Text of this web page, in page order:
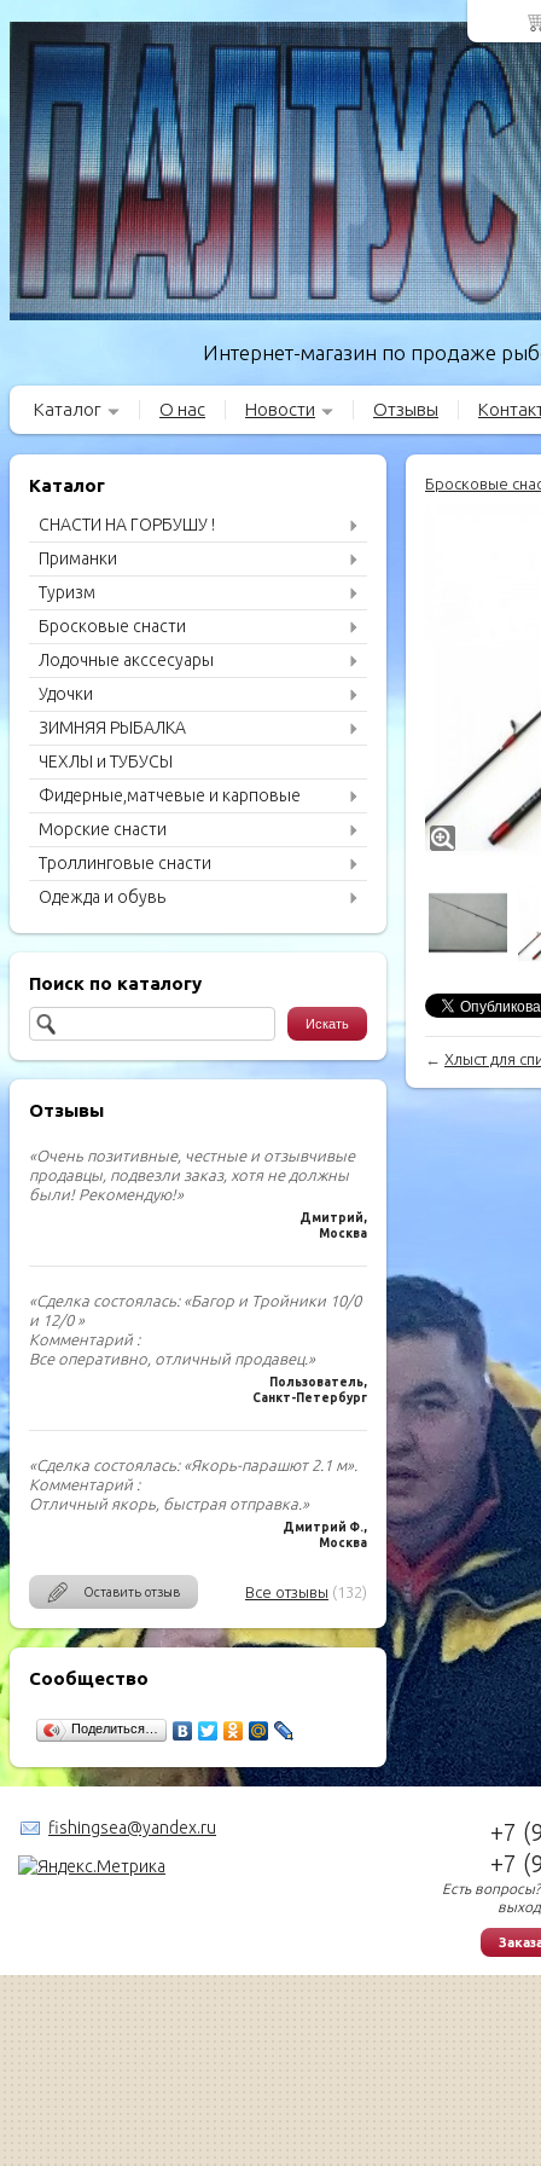
Интернет-магазин по продаже
Каталог О нас Новости Отзывы
Каталог
СНАСТИ НА ГОРБУШУ !
Приманки
Туризм
Бросковые снасти
Лодочные акссесуары
Удочки
ЗИМНЯЯ РЫБАЛКА
ЧЕХЛЫ и ТУБУСЫ
Фидерные,матчевые и карповые
удилища
Морские снасти
Троллинговые снасти
Одежда и обувь
Поиск по каталогу
Отзывы
«Очень позитивные, честные и отзывчивые
продавцы, подвезли заказ, хотя не должны
были! Рекомендую!»
Дмитрий,
Москва
«Сделка состоялась: «Багор и Тройники 10/0
и 12/0 »
Комментарий :
Все оперативно, отличный продавец.»
Пользователь,
Санкт-Петербург
«Сделка состоялась: «Якорь-парашют 2.1 м».
Комментарий :
Отличный якорь, быстрая отправка.»
Дмитрий Ф.,
Москва
Оставить отзыв Все отзывы (132)
Сообщество
Поделиться…
Бросковые
← Хлыст для
fishingsea@yandex.ru
+7
+7
Есть